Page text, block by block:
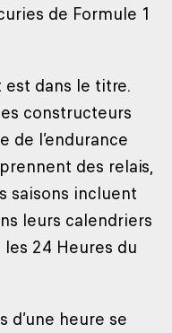
de Formule 1
est dans le titre.
constructeurs
de l’endurance
des relais,
saisons incluent
leurs calendriers
24 Heures du
d’une heure se